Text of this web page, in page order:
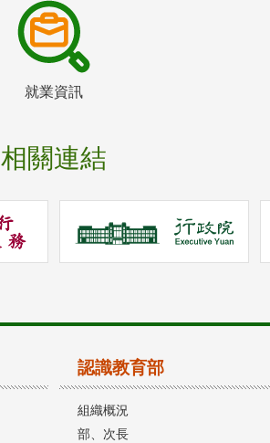
就業資訊
相關連結
認識教育部
組織概況
部、次長